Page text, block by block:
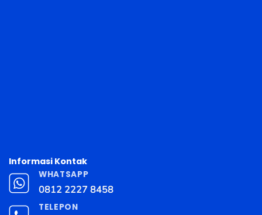
Informasi Kontak
WHATSAPP
0812 2227 8458
TELEPON